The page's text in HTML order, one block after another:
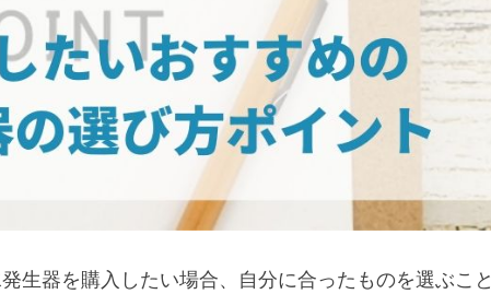
生器を購入したい場合、自分に合ったものを選ぶこと